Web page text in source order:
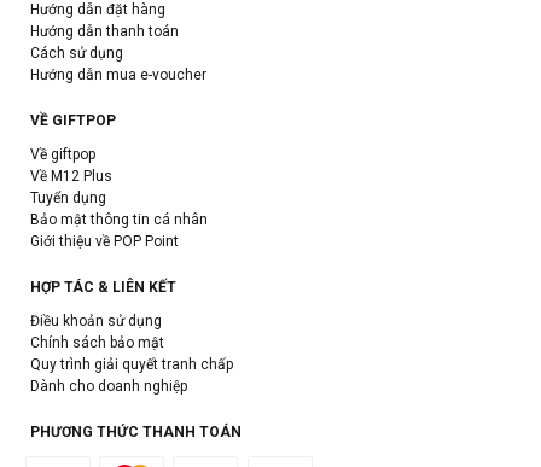
Hướng dẫn đặt hàng
Hướng dẫn thanh toán
Cách sử dụng
Hướng dẫn mua e-voucher
VỀ GIFTPOP
Về giftpop
Về M12 Plus
Tuyển dụng
Bảo mật thông tin cá nhân
Giới thiệu về POP Point
HỢP TÁC & LIÊN KẾT
Điều khoản sử dụng
Chính sách bảo mật
Quy trình giải quyết tranh chấp
Dành cho doanh nghiệp
PHƯƠNG THỨC THANH TOÁN